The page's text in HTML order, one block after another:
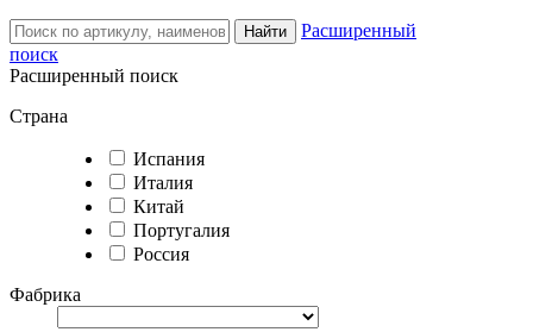
Найти
Расширенный
поиск
Расширенный поиск
Страна
Испания
Италия
Китай
Португалия
Россия
Фабрика